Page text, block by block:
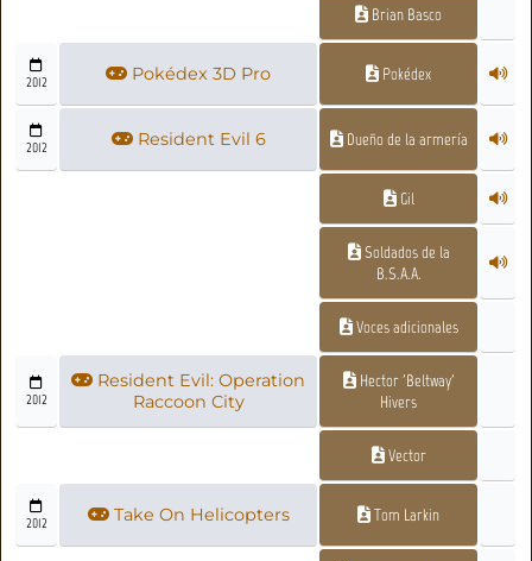
Brian Basco
2012 Pokédex 3D Pro Pokédex
2012 Resident Evil 6 Dueño de la armería
Gil
Soldados de la
B.S.A.A.
Voces adicionales
2012
Resident Evil: Operation
Raccoon City
Hector 'Beltway'
Hivers
Vector
2012 Take On Helicopters Tom Larkin